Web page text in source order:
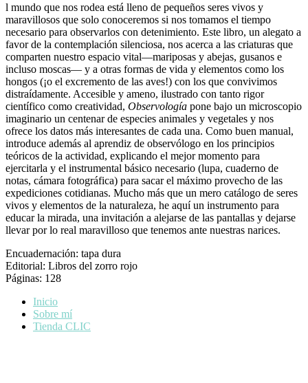
l mundo que nos rodea está lleno de pequeños seres vivos y
maravillosos que solo conoceremos si nos tomamos el tiempo
necesario para observarlos con detenimiento. Este libro, un alegato a
favor de la contemplación silenciosa, nos acerca a las criaturas que
comparten nuestro espacio vital—mariposas y abejas, gusanos e
incluso moscas— y a otras formas de vida y elementos como los
hongos (¡o el excremento de las aves!) con los que convivimos
distraídamente. Accesible y ameno, ilustrado con tanto rigor
científico como creatividad, Observología pone bajo un microscopio
imaginario un centenar de especies animales y vegetales y nos
ofrece los datos más interesantes de cada una. Como buen manual,
introduce además al aprendiz de observólogo en los principios
teóricos de la actividad, explicando el mejor momento para
ejercitarla y el instrumental básico necesario (lupa, cuaderno de
notas, cámara fotográfica) para sacar el máximo provecho de las
expediciones cotidianas. Mucho más que un mero catálogo de seres
vivos y elementos de la naturaleza, he aquí un instrumento para
educar la mirada, una invitación a alejarse de las pantallas y dejarse
llevar por lo real maravilloso que tenemos ante nuestras narices.
Encuadernación: tapa dura
Editorial: Libros del zorro rojo
Páginas: 128
Inicio
Sobre mí
Tienda CLIC